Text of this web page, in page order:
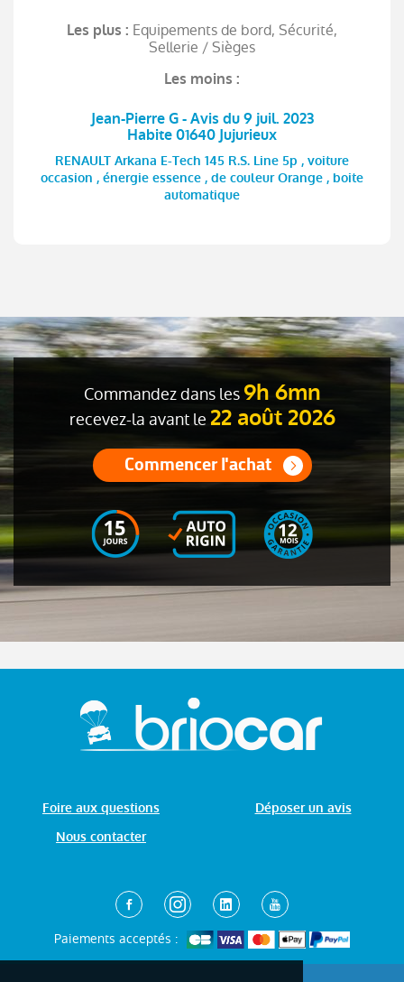
Les plus : Equipements de bord, Sécurité,
Sellerie / Sièges
Les moins :
Jean-Pierre G - Avis du 9 juil. 2023
Habite 01640 Jujurieux
RENAULT Arkana E-Tech 145 R.S. Line 5p , voiture
occasion , énergie essence , de couleur Orange , boite
automatique
Commandez dans les 9h 6mn
recevez-la avant le 22 août 2026
Commencer l'achat
Foire aux questions
Nous contacter
Déposer un avis
Paiements acceptés :